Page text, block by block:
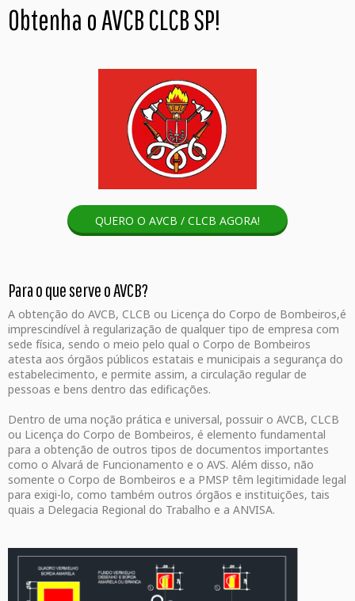
Obtenha o AVCB CLCB SP!
QUERO O AVCB / CLCB AGORA!
Para o que serve o AVCB?
A obtenção do AVCB, CLCB ou Licença do Corpo de Bombeiros,é
imprescindível à regularização de qualquer tipo de empresa com
sede física, sendo o meio pelo qual o Corpo de Bombeiros
atesta aos órgãos públicos estatais e municipais a segurança do
estabelecimento, e permite assim, a circulação regular de
pessoas e bens dentro das edificações.
Dentro de uma noção prática e universal, possuir o AVCB, CLCB
ou Licença do Corpo de Bombeiros, é elemento fundamental
para a obtenção de outros tipos de documentos importantes
como o Alvará de Funcionamento e o AVS. Além disso, não
somente o Corpo de Bombeiros e a PMSP têm legitimidade legal
para exigi-lo, como também outros órgãos e instituições, tais
quais a Delegacia Regional do Trabalho e a ANVISA.